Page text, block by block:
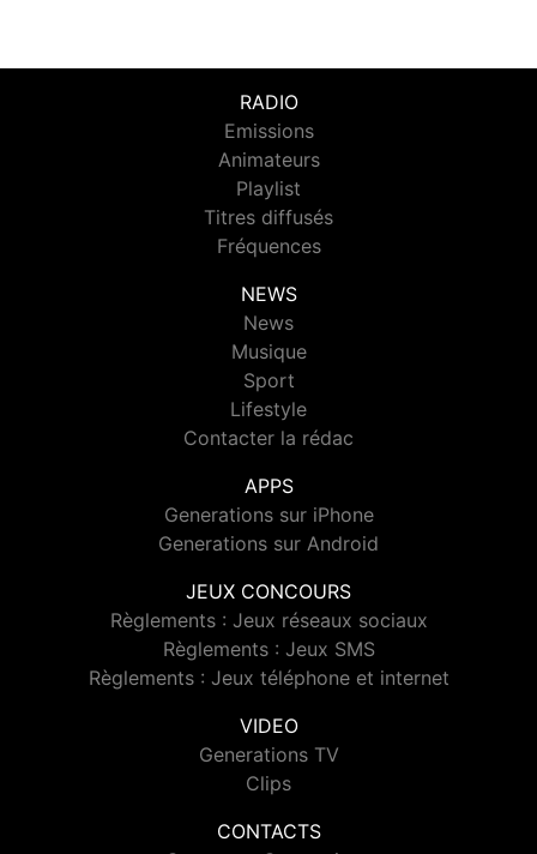
RADIO
Emissions
Animateurs
Playlist
Titres diffusés
Fréquences
NEWS
News
Musique
Sport
Lifestyle
Contacter la rédac
APPS
Generations sur iPhone
Generations sur Android
JEUX CONCOURS
Règlements : Jeux réseaux sociaux
Règlements : Jeux SMS
Règlements : Jeux téléphone et internet
VIDEO
Generations TV
Clips
CONTACTS